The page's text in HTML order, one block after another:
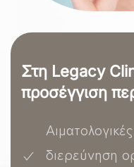
Στη Legacy
προσέγγιση
διερεύνηση